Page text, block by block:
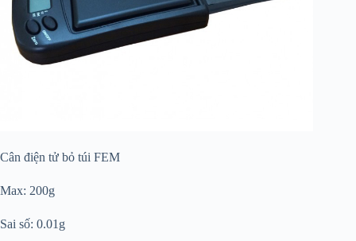
Cân điện tử bỏ túi FEM
Max: 200g
Sai số: 0.01g